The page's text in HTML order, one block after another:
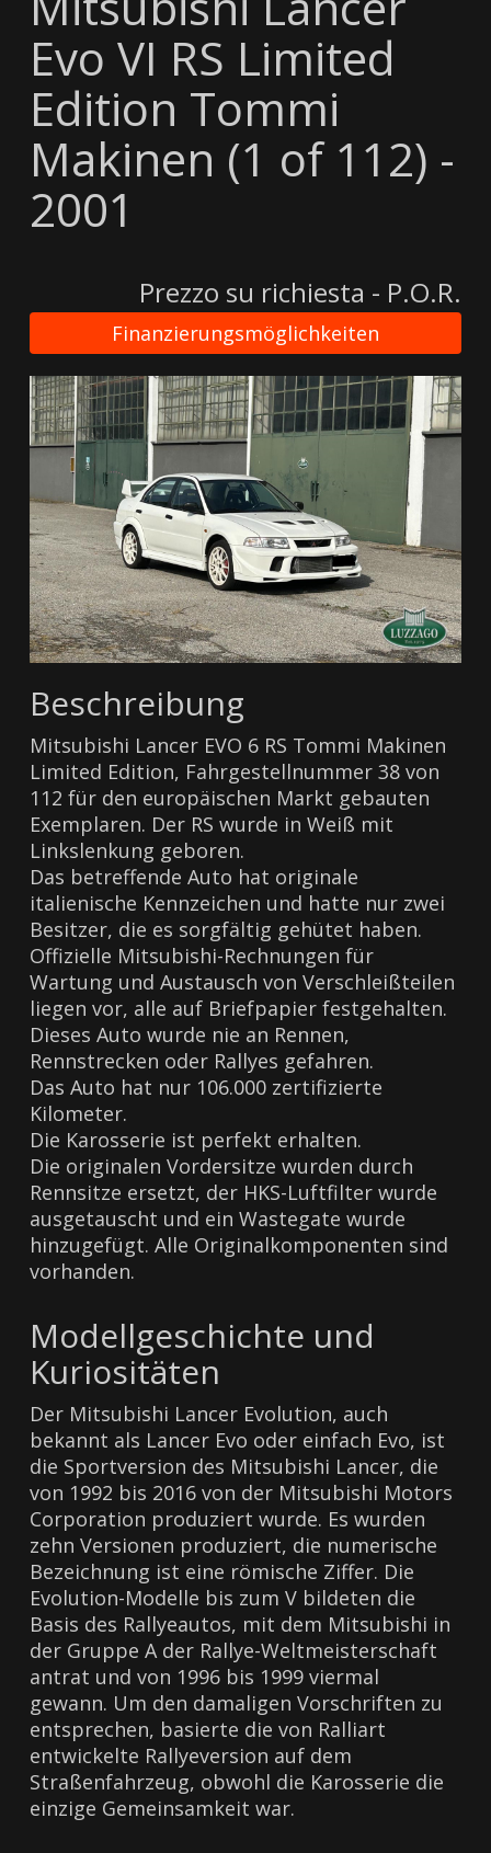
Evo VI RS Limited
Edition Tommi
Makinen (1 of 112) -
2001
Prezzo su richiesta - P.O.R.
Finanzierungsmöglichkeiten
Beschreibung
Mitsubishi Lancer EVO 6 RS Tommi Makinen
Limited Edition, Fahrgestellnummer 38 von
112 für den europäischen Markt gebauten
Exemplaren. Der RS ​​wurde in Weiß mit
Linkslenkung geboren.
Das betreffende Auto hat originale
italienische Kennzeichen und hatte nur zwei
Besitzer, die es sorgfältig gehütet haben.
Offizielle Mitsubishi-Rechnungen für
Wartung und Austausch von Verschleißteilen
liegen vor, alle auf Briefpapier festgehalten.
Dieses Auto wurde nie an Rennen,
Rennstrecken oder Rallyes gefahren.
Das Auto hat nur 106.000 zertifizierte
Kilometer.
Die Karosserie ist perfekt erhalten.
Die originalen Vordersitze wurden durch
Rennsitze ersetzt, der HKS-Luftfilter wurde
ausgetauscht und ein Wastegate wurde
hinzugefügt. Alle Originalkomponenten sind
vorhanden.
Modellgeschichte und
Kuriositäten
Der Mitsubishi Lancer Evolution, auch
bekannt als Lancer Evo oder einfach Evo, ist
die Sportversion des Mitsubishi Lancer, die
von 1992 bis 2016 von der Mitsubishi Motors
Corporation produziert wurde. Es wurden
zehn Versionen produziert, die numerische
Bezeichnung ist eine römische Ziffer. Die
Evolution-Modelle bis zum V bildeten die
Basis des Rallyeautos, mit dem Mitsubishi in
der Gruppe A der Rallye-Weltmeisterschaft
antrat und von 1996 bis 1999 viermal
gewann. Um den damaligen Vorschriften zu
entsprechen, basierte die von Ralliart
entwickelte Rallyeversion auf dem
Straßenfahrzeug, obwohl die Karosserie die
einzige Gemeinsamkeit war.